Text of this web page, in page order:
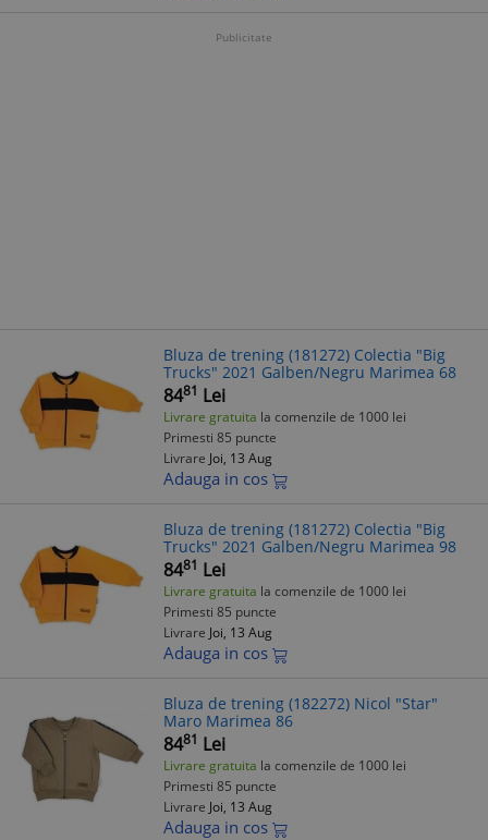
Publicitate
Bluza de trening (181272) Colectia "Big
Trucks" 2021 Galben/Negru Marimea 68
8481 Lei
Livrare gratuita la comenzile de 1000 lei
Primesti 85 puncte
Livrare Joi, 13 Aug
Adauga in cos
Bluza de trening (181272) Colectia "Big
Trucks" 2021 Galben/Negru Marimea 98
8481 Lei
Livrare gratuita la comenzile de 1000 lei
Primesti 85 puncte
Livrare Joi, 13 Aug
Adauga in cos
Bluza de trening (182272) Nicol "Star"
Maro Marimea 86
8481 Lei
Livrare gratuita la comenzile de 1000 lei
Primesti 85 puncte
Livrare Joi, 13 Aug
Adauga in cos